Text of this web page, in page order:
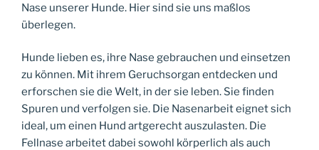
Nase unserer Hunde. Hier sind sie uns maßlos
überlegen.
Hunde lieben es, ihre Nase gebrauchen und einsetzen
zu können. Mit ihrem Geruchsorgan entdecken und
erforschen sie die Welt, in der sie leben. Sie finden
Spuren und verfolgen sie. Die Nasenarbeit eignet sich
ideal, um einen Hund artgerecht auszulasten. Die
Fellnase arbeitet dabei sowohl körperlich als auch